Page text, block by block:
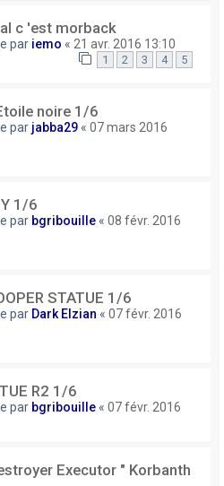
c 'est morback
par iemo « 21 avr. 2016 13:10
1 2 3 4 5
noire 1/6
par jabba29 « 07 mars 2016
1/6
par bgribouille « 08 févr. 2016
STATUE 1/6
par Dark Elzian « 07 févr. 2016
R2 1/6
par bgribouille « 07 févr. 2016
Executor " Korbanth